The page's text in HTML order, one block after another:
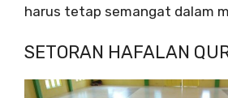
harus tetap semangat dalam
SETORAN HAFALAN